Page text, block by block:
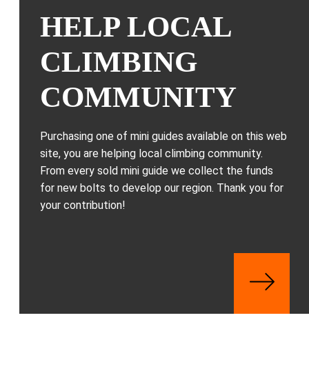
HELP LOCAL
CLIMBING
COMMUNITY
Purchasing one of mini guides available on this web
site, you are helping local climbing community.
From every sold mini guide we collect the funds
for new bolts to develop our region. Thank you for
your contribution!